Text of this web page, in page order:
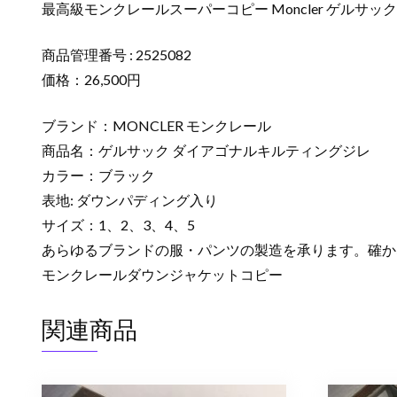
最高級モンクレールスーパーコピー Moncler ゲルサッ
商品管理番号 : 2525082
価格：26,500円
ブランド：MONCLER モンクレール
商品名：ゲルサック ダイアゴナルキルティングジレ
カラー：ブラック
表地: ダウンパディング入り
サイズ：1、2、3、4、5
あらゆるブランドの服・パンツの製造を承ります。確
モンクレールダウンジャケットコピー
関連商品